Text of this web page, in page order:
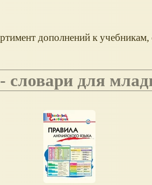
дополнений к
- словари для